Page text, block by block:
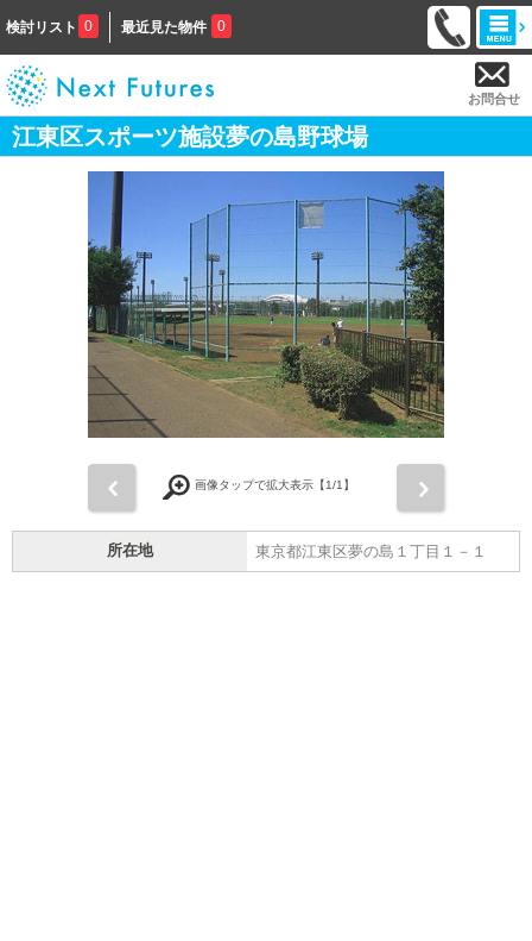
検討リスト 0 最近見た物件 0
お問合せ
江東区スポーツ施設夢の島野球場
画像タップで拡大表示【1/1】
所在地 東京都江東区夢の島１丁目１－１